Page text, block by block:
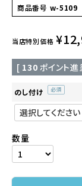
商品番号 w-5109
当店特別価格 ¥
[ 130 ポイント進
のし付け
須)